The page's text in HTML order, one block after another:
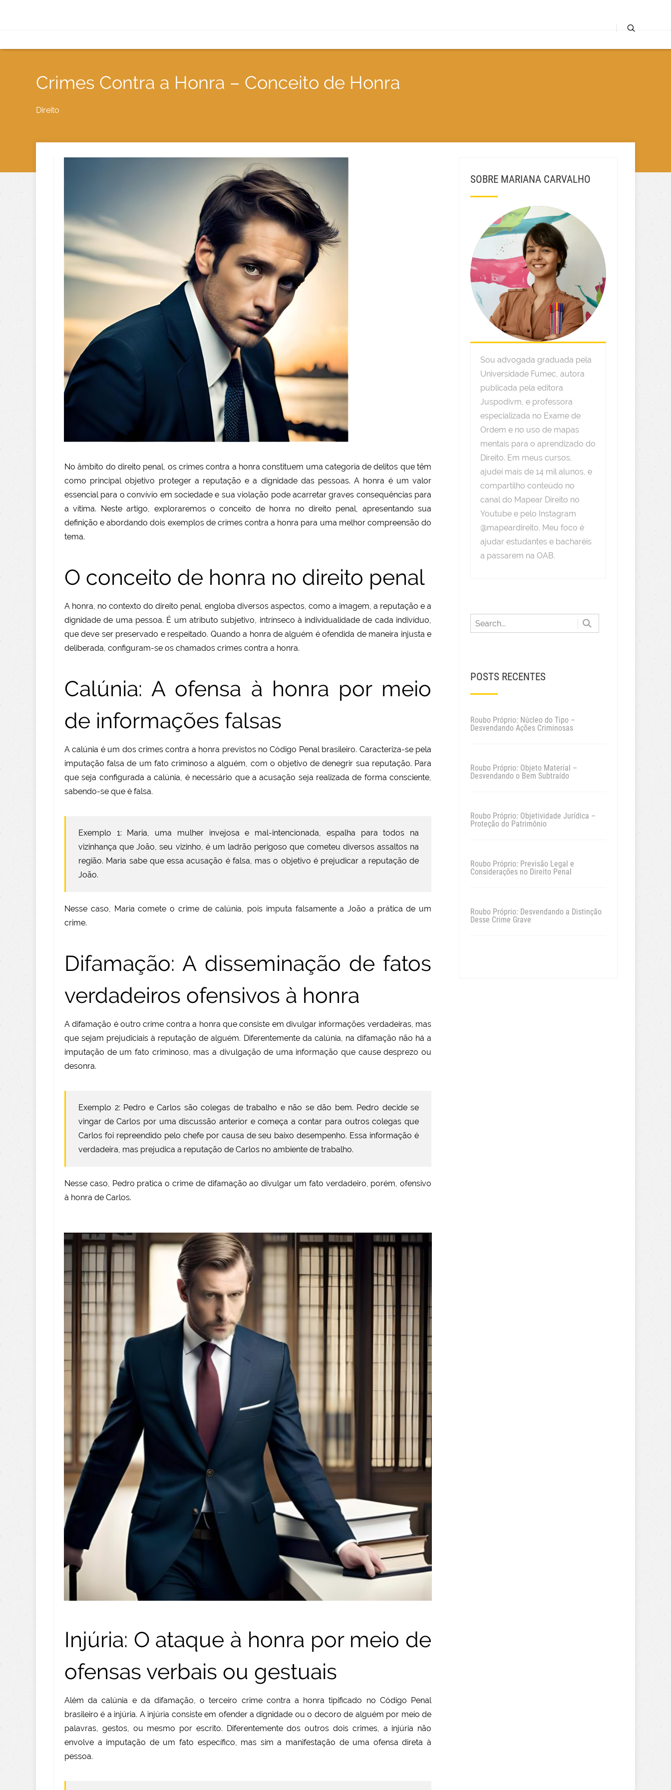
Crimes Contra a Honra – Conceito de Honra
Direito
No âmbito do direito penal, os crimes contra a honra constituem uma categoria de delitos que têm
como principal objetivo proteger a reputação e a dignidade das pessoas. A honra é um valor
essencial para o convívio em sociedade e sua violação pode acarretar graves consequências para
a vítima. Neste artigo, exploraremos o conceito de honra no direito penal, apresentando sua
definição e abordando dois exemplos de crimes contra a honra para uma melhor compreensão do
tema.
O conceito de honra no direito penal
A honra, no contexto do direito penal, engloba diversos aspectos, como a imagem, a reputação e a
dignidade de uma pessoa. É um atributo subjetivo, intrínseco à individualidade de cada indivíduo,
que deve ser preservado e respeitado. Quando a honra de alguém é ofendida de maneira injusta e
deliberada, configuram-se os chamados crimes contra a honra.
Calúnia: A ofensa à honra por meio
de informações falsas
A calúnia é um dos crimes contra a honra previstos no Código Penal brasileiro. Caracteriza-se pela
imputação falsa de um fato criminoso a alguém, com o objetivo de denegrir sua reputação. Para
que seja configurada a calúnia, é necessário que a acusação seja realizada de forma consciente,
sabendo-se que é falsa.
Exemplo 1: Maria, uma mulher invejosa e mal-intencionada, espalha para todos na
vizinhança que João, seu vizinho, é um ladrão perigoso que cometeu diversos assaltos na
região. Maria sabe que essa acusação é falsa, mas o objetivo é prejudicar a reputação de
João.
Nesse caso, Maria comete o crime de calúnia, pois imputa falsamente a João a prática de um
crime.
Difamação: A disseminação de fatos
verdadeiros ofensivos à honra
A difamação é outro crime contra a honra que consiste em divulgar informações verdadeiras, mas
que sejam prejudiciais à reputação de alguém. Diferentemente da calúnia, na difamação não há a
imputação de um fato criminoso, mas a divulgação de uma informação que cause desprezo ou
desonra.
Exemplo 2: Pedro e Carlos são colegas de trabalho e não se dão bem. Pedro decide se
vingar de Carlos por uma discussão anterior e começa a contar para outros colegas que
Carlos foi repreendido pelo chefe por causa de seu baixo desempenho. Essa informação é
verdadeira, mas prejudica a reputação de Carlos no ambiente de trabalho.
Nesse caso, Pedro pratica o crime de difamação ao divulgar um fato verdadeiro, porém, ofensivo
à honra de Carlos.
Injúria: O ataque à honra por meio de
ofensas verbais ou gestuais
Além da calúnia e da difamação, o terceiro crime contra a honra tipificado no Código Penal
brasileiro é a injúria. A injúria consiste em ofender a dignidade ou o decoro de alguém por meio de
palavras, gestos, ou mesmo por escrito. Diferentemente dos outros dois crimes, a injúria não
envolve a imputação de um fato específico, mas sim a manifestação de uma ofensa direta à
pessoa.
SOBRE MARIANA CARVALHO
Sou advogada graduada pela
Universidade Fumec, autora
publicada pela editora
Juspodivm, e professora
especializada no Exame de
Ordem e no uso de mapas
mentais para o aprendizado do
Direito. Em meus cursos,
ajudei mais de 14 mil alunos, e
compartilho conteúdo no
canal do Mapear Direito no
Youtube e pelo Instagram
@mapeardireito. Meu foco é
ajudar estudantes e bacharéis
a passarem na OAB.
POSTS RECENTES
Roubo Próprio: Núcleo do Tipo –
Desvendando Ações Criminosas
Roubo Próprio: Objeto Material –
Desvendando o Bem Subtraído
Roubo Próprio: Objetividade Jurídica –
Proteção do Patrimônio
Roubo Próprio: Previsão Legal e
Considerações no Direito Penal
Roubo Próprio: Desvendando a Distinção
Desse Crime Grave